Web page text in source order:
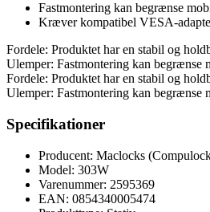
Fastmontering kan begrænse
Kræver kompatibel VESA-
Fordele: Produktet har en stabil og
Ulemper: Fastmontering kan begrænse
Fordele: Produktet har en stabil og
Ulemper: Fastmontering kan begrænse
Specifikationer
Producent: Maclocks
Model: 303W
Varenummer: 2595369
EAN: 0854340005474